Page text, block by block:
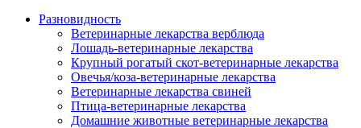
Разновидность
Ветеринарные лекарства верблюда
Лошадь-ветеринарные лекарства
Крупный рогатый скот-ветеринарные лекарства
Овечья/коза-ветеринарные лекарства
Ветеринарные лекарства свиней
Птица-ветеринарные лекарства
Домашние животные ветеринарные лекарства